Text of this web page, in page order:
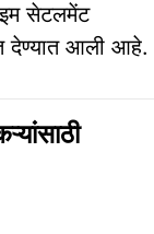
सेटलमेंट
देण्यात आली आहे.